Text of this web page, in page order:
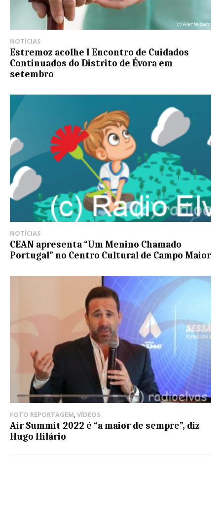
NOTÍCIAS
Estremoz acolhe I Encontro de Cuidados
Continuados do Distrito de Évora em
setembro
NOTÍCIAS
CEAN apresenta “Um Menino Chamado
Portugal” no Centro Cultural de Campo Maior
FOTO REPORTAGEM,VÍDEOS
Air Summit 2022 é “a maior de sempre”, diz
Hugo Hilário